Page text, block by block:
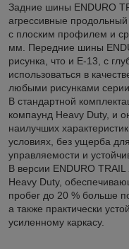
Задние шины ENDURO
агрессивные продольный
с плоским профилем и
мм. Передние шины
рисунка, что и E-13, с
использоваться в
любыми рисунками серии
В стандартной
компаунд Heavy Duty, и
наилучших
условиях, без ущерба
управляемости и
В версии ENDURO TRAIL
Heavy Duty,
пробег до 20 % больше
а также практически
усиленному каркасу.